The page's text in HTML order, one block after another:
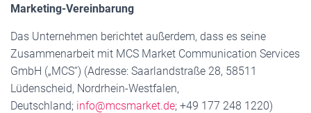
Marketing-Vereinbarung
Das Unternehmen berichtet außerdem, dass es seine
Zusammenarbeit mit MCS Market Communication Services
GmbH („MCS“) (Adresse: Saarlandstraße 28, 58511
Lüdenscheid, Nordrhein-Westfalen,
Deutschland; info@mcsmarket.de; +49 177 248 1220)